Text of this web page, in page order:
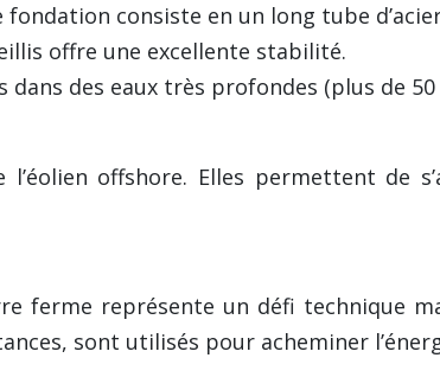
consiste en un long tube
offre une excellente stabilité.
des eaux très profondes (plus de
offshore. Elles permettent de
ferme représente un défi technique
sont utilisés pour acheminer